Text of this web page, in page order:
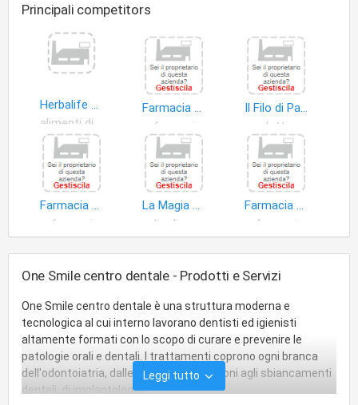
Principali competitors
Farmacia Rismondo
farmaci
Il Filo di Paglia di Vosca Rita S.n.c
Farmacia Al Redentore
farmaci
La Magia Verde
Farmacia Sant'antonio Della DOTT.SSA Milena Vittori
farmaci
One Smile centro dentale - Prodotti e Servizi
One Smile centro dentale è una struttura moderna e
tecnologica al cui interno lavorano dentisti ed igienisti
altamente formati con lo scopo di curare e prevenire le
patologie orali e dentali. I trattamenti coprono ogni branca
dell'odontoiatria, dalle semplici otturazioni agli sbiancamenti
dentali, di implantologia.
Leggi tutto